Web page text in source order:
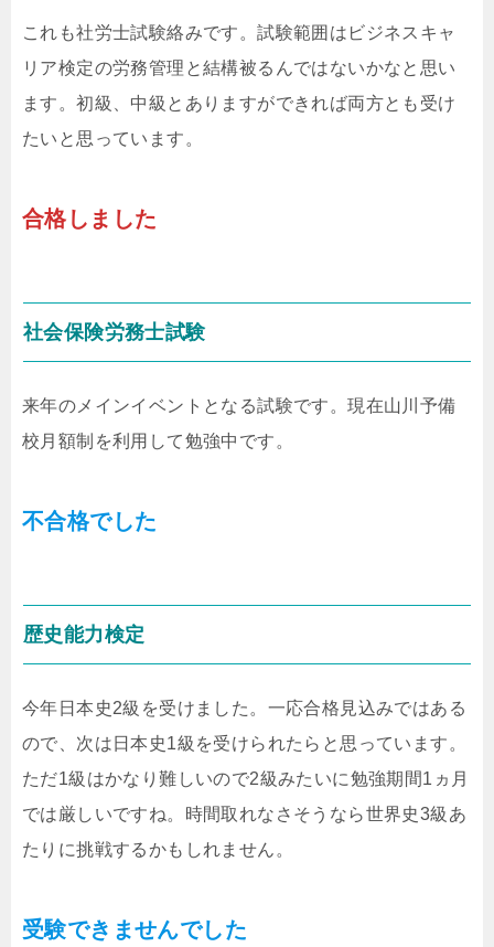
これも社労士試験絡みです。試験範囲はビジネスキャ
リア検定の労務管理と結構被るんではないかなと思い
ます。初級、中級とありますができれば両方とも受け
たいと思っています。
合格しました
社会保険労務士試験
来年のメインイベントとなる試験です。現在山川予備
校月額制を利用して勉強中です。
不合格でした
歴史能力検定
今年日本史2級を受けました。一応合格見込みではある
ので、次は日本史1級を受けられたらと思っています。
ただ1級はかなり難しいので2級みたいに勉強期間1ヵ月
では厳しいですね。時間取れなさそうなら世界史3級あ
たりに挑戦するかもしれません。
受験できませんでした